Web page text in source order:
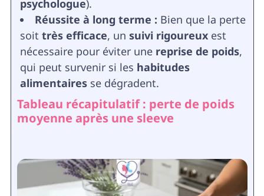
psychologue).
Réussite à long terme : Bien que la perte
soit très efficace, un suivi rigoureuxest
nécessaire pour éviter une reprise de poids,
qui peut survenir si les habitudes
alimentairesse dégradent.
Tableau récapitulatif : perte de poids
moyenne après une sleeve